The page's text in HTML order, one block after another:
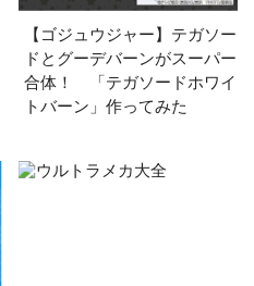
【ゴジュウジャー】テガソー
ドとグーデバーンがスーパー
合体！ 「テガソードホワイ
トバーン」作ってみた